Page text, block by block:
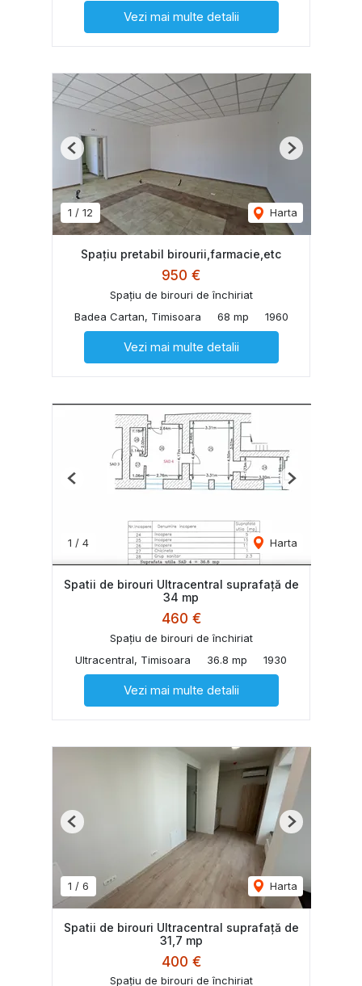
Vezi mai multe detalii
1 / 12 Harta
Previous Next
Spațiu pretabil birourii,farmacie,etc
950 €
Spațiu de birouri de închiriat
Badea Cartan, Timisoara
68 mp 1960
Vezi mai multe detalii
1 / 4 Harta
Previous Next
Spatii de birouri Ultracentral suprafață de
34 mp
460 €
Spațiu de birouri de închiriat
Ultracentral, Timisoara
36.8 mp 1930
Vezi mai multe detalii
1 / 6 Harta
Previous Next
Spatii de birouri Ultracentral suprafață de
31,7 mp
400 €
Spațiu de birouri de închiriat